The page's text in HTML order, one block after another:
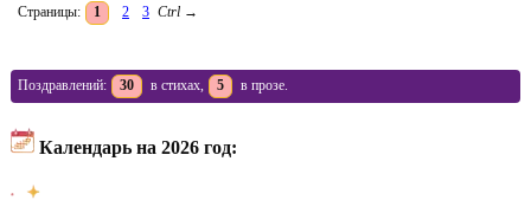
Страницы: 1 2 3 Ctrl →
Поздравлений: 30 в стихах, 5 в прозе.
Календарь на 2026 год: